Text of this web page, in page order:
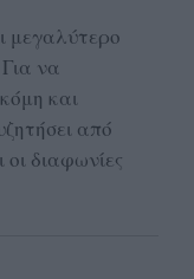
μεγαλύτερο
να
και
από
οι διαφωνίες